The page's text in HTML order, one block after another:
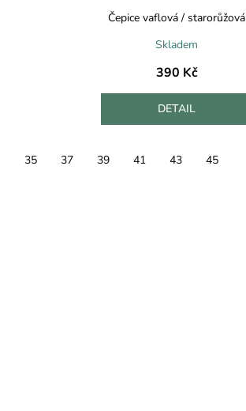
Čepice vaflová / starorůžová
Skladem
390 Kč
DETAIL
35 37 39 41 43 45